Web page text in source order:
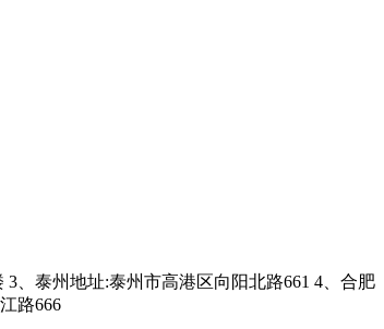
、泰州地址:泰州市高港区向阳北路661 4、合肥
路666